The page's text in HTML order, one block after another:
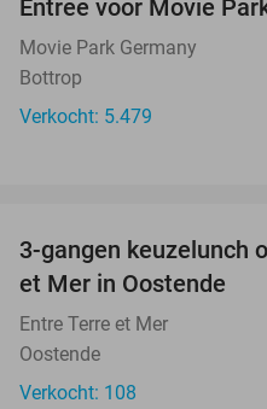
Entree voor Movie
Movie Park Germany
Bottrop
Verkocht: 5.479
3-gangen keuzelunch
et Mer in Oostende
Entre Terre et Mer
Oostende
Verkocht: 108